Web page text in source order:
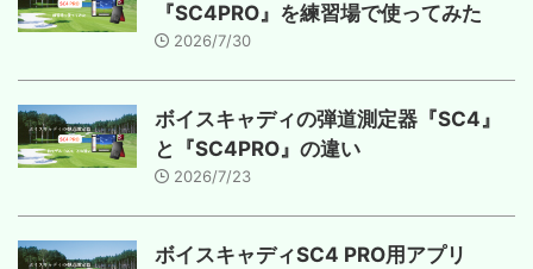
『SC4PRO』を練習場で使ってみた
2026/7/30
ボイスキャディの弾道測定器『SC4』
と『SC4PRO』の違い
2026/7/23
ボイスキャディSC4 PRO用アプリ